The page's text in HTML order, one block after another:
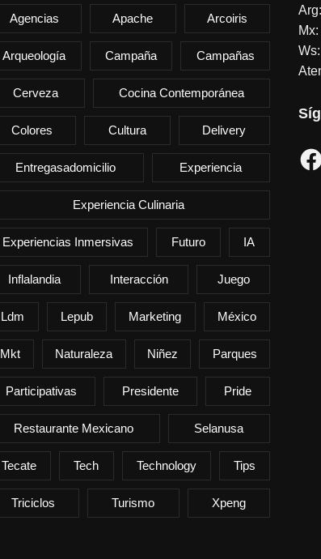
Agencias Apache Arcoiris
Arqueología Campaña Campañas
Cerveza Cocina Contemporánea
Colores Cultura Delivery
Entregasadomicilio Experiencia
Experiencia Culinaria
Experiencias Inmersivas Futuro IA
Inflalandia Interacción Juego
Ldm Lepub Marketing México
Mkt Naturaleza Niñez Parques
Participativas Presidente Pride
Restaurante Mexicano Selanusa
Tecate Tech Technology Tips
Triciclos Turismo Xpeng